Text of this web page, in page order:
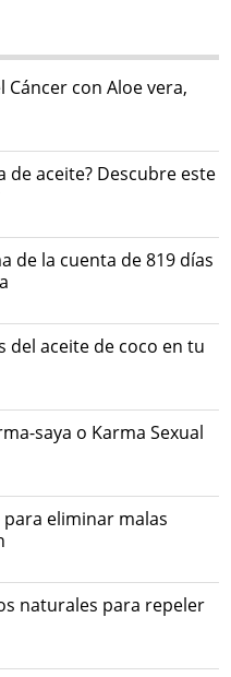
Cáncer con Aloe vera,
de aceite? Descubre este
de la cuenta de 819 días
del aceite de coco en tu
saya o Karma Sexual
eliminar malas
naturales para repeler